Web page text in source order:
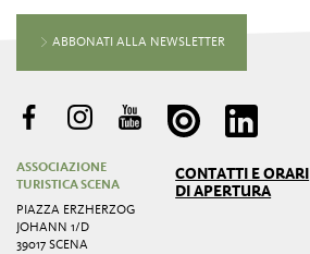
ABBONATI ALLA NEWSLETTER
ASSOCIAZIONE
TURISTICA SCENA
PIAZZA ERZHERZOG
JOHANN 1/D
39017 SCENA
CONTATTI E ORARI
DI APERTURA